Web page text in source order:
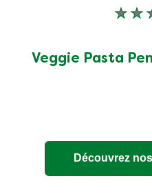
Veggie Pasta
Découvrez